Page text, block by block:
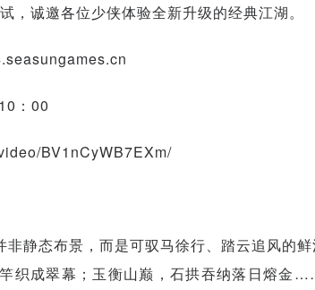
诚邀各位少侠体验全新升级的经典江湖。
：00
BV1nCyWB7EXm/
静态布景，而是可驭马徐行、踏云追风的
织成翠幕；玉衡山巅，石拱吞纳落日熔金